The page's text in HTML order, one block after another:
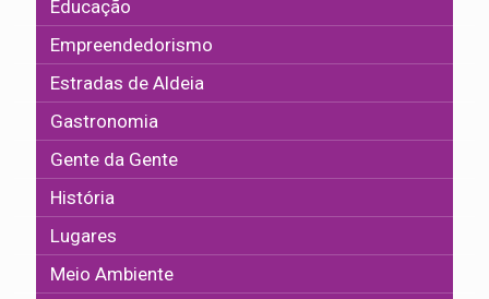
Educação
Empreendedorismo
Estradas de Aldeia
Gastronomia
Gente da Gente
História
Lugares
Meio Ambiente